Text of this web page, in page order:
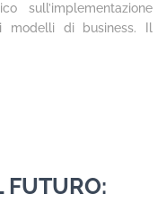
sull’implementazione
modelli di business. Il
FUTURO: